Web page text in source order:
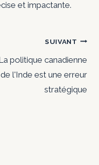
et impactante.
SUIVANT
politique canadienne
de l'Inde est une erreur
stratégique